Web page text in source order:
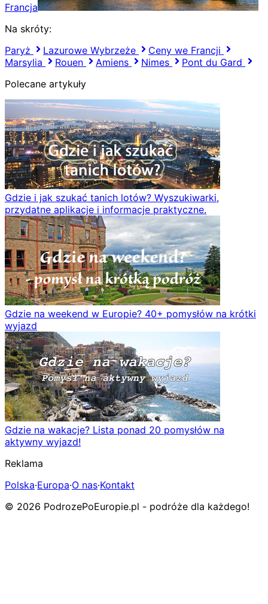
Francja
Na skróty:
Paryż
Lazurowe Wybrzeże
Ceny we Francji
Marsylia
Rouen Amiens Nimes
Pont du Gard
Polecane artykuły
Gdzie i jak szukać tanich lotów? Wyszukiwarki,
przydatne aplikacje i informacje praktyczne.
Gdzie na weekend w Europie? 40+ pomysłów na krótki
wyjazd
Gdzie na wakacje? Lista ponad 20 pomysłów na
aktywny wyjazd!
Reklama
Polska·Europa·O nas·Kontakt
© 2026 PodrozePoEuropie.pl - podróże dla każdego!